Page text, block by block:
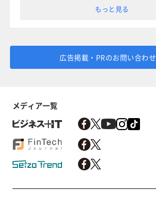
もっと見る
広告掲載・PRのお問い合わせ
メディア一覧